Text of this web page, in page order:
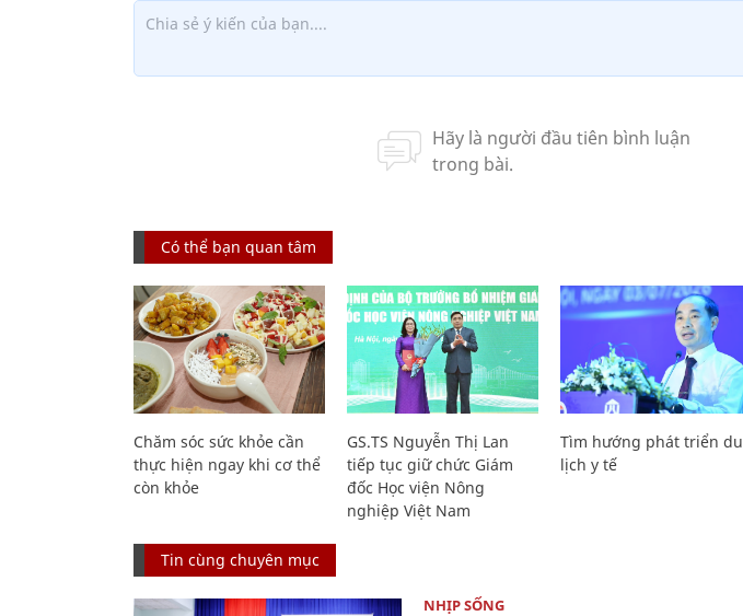
Có thể bạn quan tâm
Chăm sóc sức khỏe cần
thực hiện ngay khi cơ thể
còn khỏe
GS.TS Nguyễn Thị Lan
tiếp tục giữ chức Giám
đốc Học viện Nông
nghiệp Việt Nam
Tìm hướng phát triển du
lịch y tế
Tin cùng chuyên mục
NHỊP SỐNG